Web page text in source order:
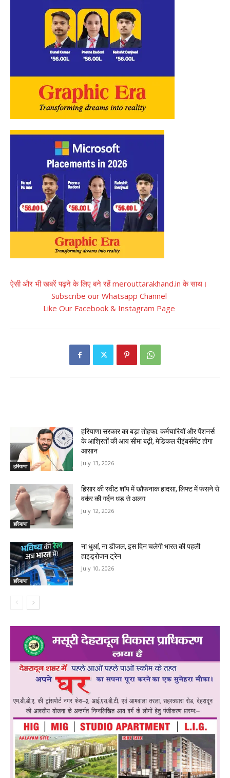
ऐसी और भी खबरें पढ़ने के लिए बने रहें merouttarakhand.in के साथ।
Subscribe our Whatsapp Channel
Like Our Facebook & Instagram Page
हरियाणा
हरियाणा सरकार का बड़ा तोहफा: कर्मचारियों और पेंशनर्स
के आश्रितों की आय सीमा बढ़ी, मेडिकल रीइंबर्समेंट होगा
आसान
July 13, 2026
हरियाणा
हिसार की स्वीट शॉप में खौफनाक हादसा, लिफ्ट में फंसने से
वर्कर की गर्दन धड़ से अलग
July 12, 2026
हरियाणा
ना धुआं, ना डीजल, इस दिन चलेगी भारत की पहली
हाइड्रोजन ट्रेन
July 10, 2026